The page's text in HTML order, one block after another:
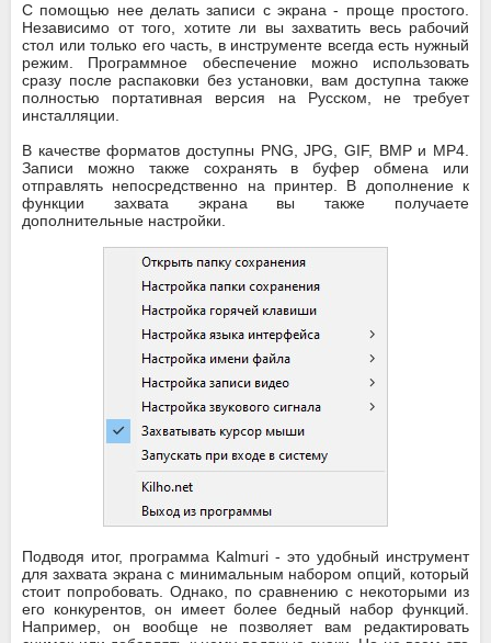
С помощью нее делать записи с экрана - проще простого.
Независимо от того, хотите ли вы захватить весь рабочий
стол или только его часть, в инструменте всегда есть нужный
режим. Программное обеспечение можно использовать
сразу после распаковки без установки, вам доступна также
полностью портативная версия на Русском, не требует
инсталляции.
В качестве форматов доступны PNG, JPG, GIF, BMP и MP4.
Записи можно также сохранять в буфер обмена или
отправлять непосредственно на принтер. В дополнение к
функции захвата экрана вы также получаете
дополнительные настройки.
Подводя итог, программа Kalmuri - это удобный инструмент
для захвата экрана с минимальным набором опций, который
стоит попробовать. Однако, по сравнению с некоторыми из
его конкурентов, он имеет более бедный набор функций.
Например, он вообще не позволяет вам редактировать